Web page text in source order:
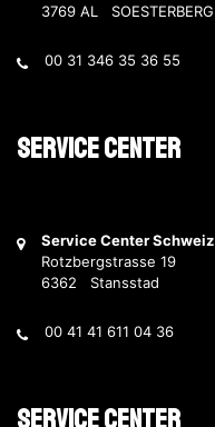
3769 AL SOESTERBERG
00 31 346 35 36 55
Service Center
Service Center Schweiz
Rotzbergstrasse 19
6362 Stansstad
00 41 41 611 04 36